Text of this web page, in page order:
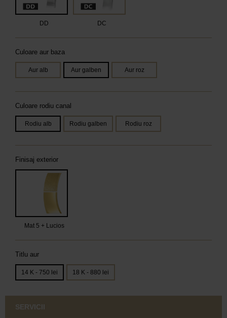
DD DC
Culoare aur baza
Aur alb Aur galben Aur roz
Culoare rodiu canal
Rodiu alb Rodiu galben Rodiu roz
Finisaj exterior
Mat 5 + Lucios
Titlu aur
14 K - 750 lei 18 K - 880 lei
SERVICII